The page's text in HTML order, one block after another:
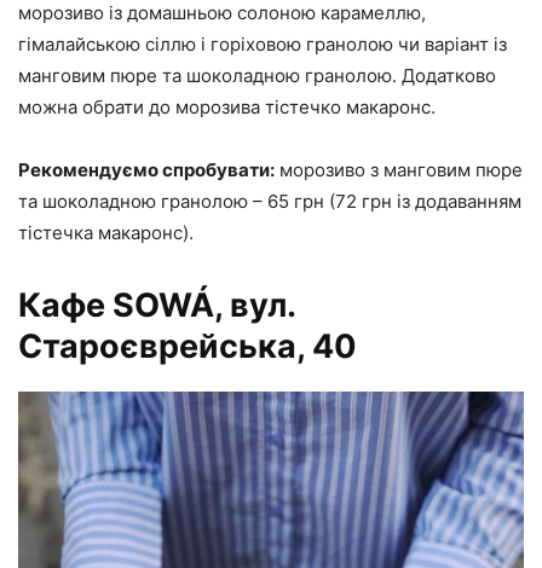
морозиво із домашньою солоною карамеллю,
гімалайською сіллю і горіховою гранолою чи варіант із
манговим пюре та шоколадною гранолою. Додатково
можна обрати до морозива тістечко макаронс.
Рекомендуємо спробувати: морозиво з манговим пюре
та шоколадною гранолою – 65 грн (72 грн із додаванням
тістечка макаронс).
Кафе SOWÁ, вул.
Староєврейська, 40